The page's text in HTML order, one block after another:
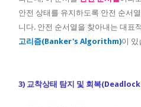
안전 상태를 유지하도록 안전 순서
니다. 안전 순서열을 찾아내는 대표
고리즘(Banker's Algorithm)이 있
3) 교착상태 탐지 및 회복